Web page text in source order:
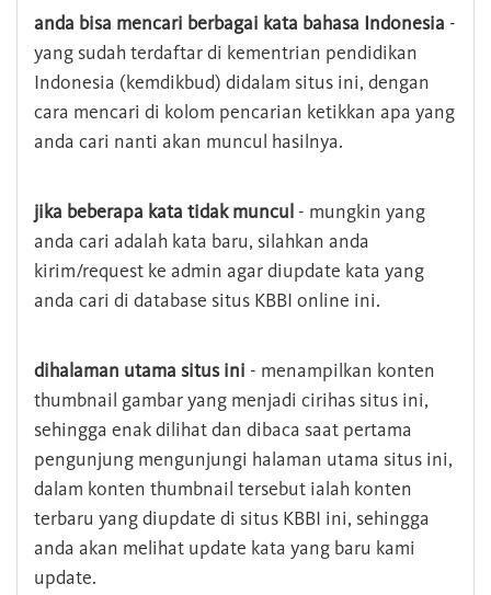
anda bisa mencari berbagai kata bahasa Indonesia -
yang sudah terdaftar di kementrian pendidikan
Indonesia (kemdikbud) didalam situs ini, dengan
cara mencari di kolom pencarian ketikkan apa yang
anda cari nanti akan muncul hasilnya.
jika beberapa kata tidak muncul - mungkin yang
anda cari adalah kata baru, silahkan anda
kirim/request ke admin agar diupdate kata yang
anda cari di database situs KBBI online ini.
dihalaman utama situs ini - menampilkan konten
thumbnail gambar yang menjadi cirihas situs ini,
sehingga enak dilihat dan dibaca saat pertama
pengunjung mengunjungi halaman utama situs ini,
dalam konten thumbnail tersebut ialah konten
terbaru yang diupdate di situs KBBI ini, sehingga
anda akan melihat update kata yang baru kami
update.